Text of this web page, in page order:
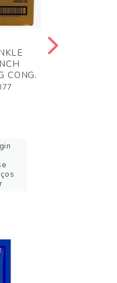
CONG.